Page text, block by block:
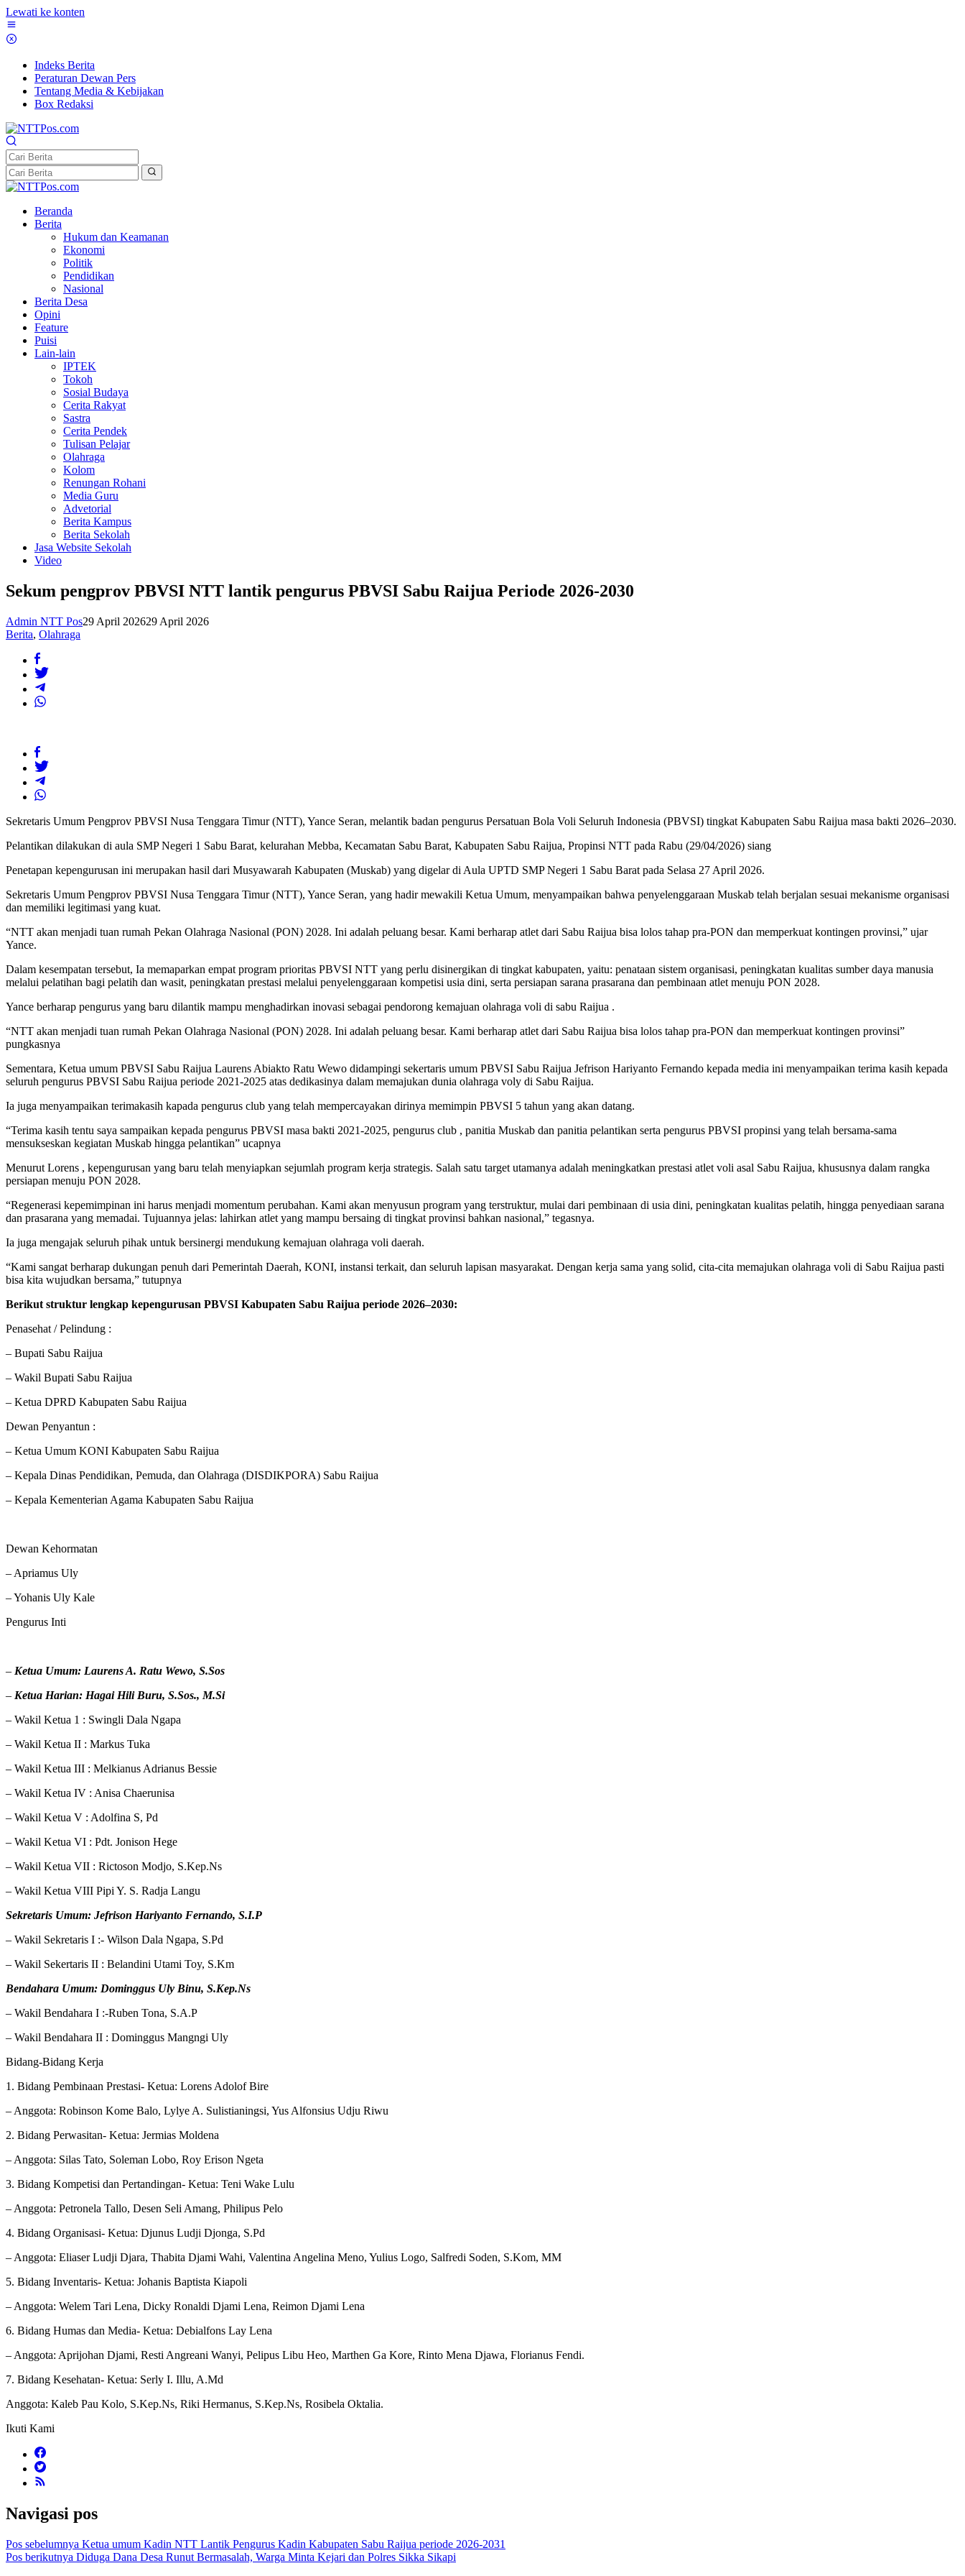
Lewati ke konten
Indeks Berita
Peraturan Dewan Pers
Tentang Media & Kebijakan
Box Redaksi
Beranda
Berita
Hukum dan Keamanan
Ekonomi
Politik
Pendidikan
Nasional
Berita Desa
Opini
Feature
Puisi
Lain-lain
IPTEK
Tokoh
Sosial Budaya
Cerita Rakyat
Sastra
Cerita Pendek
Tulisan Pelajar
Olahraga
Kolom
Renungan Rohani
Media Guru
Advetorial
Berita Kampus
Berita Sekolah
Jasa Website Sekolah
Video
Sekum pengprov PBVSI NTT lantik pengurus PBVSI Sabu Raijua Periode 2026-2030
Admin NTT Pos29 April 202629 April 2026
Berita, Olahraga
Sekretaris Umum Pengprov PBVSI Nusa Tenggara Timur (NTT), Yance Seran, melantik badan pengurus Persatuan Bola Voli Seluruh Indonesia (PBVSI) tingkat Kabupaten Sabu Raijua masa bakti 2026–2030.
Pelantikan dilakukan di aula SMP Negeri 1 Sabu Barat, kelurahan Mebba, Kecamatan Sabu Barat, Kabupaten Sabu Raijua, Propinsi NTT pada Rabu (29/04/2026) siang
Penetapan kepengurusan ini merupakan hasil dari Musyawarah Kabupaten (Muskab) yang digelar di Aula UPTD SMP Negeri 1 Sabu Barat pada Selasa 27 April 2026.
Sekretaris Umum Pengprov PBVSI Nusa Tenggara Timur (NTT), Yance Seran, yang hadir mewakili Ketua Umum, menyampaikan bahwa penyelenggaraan Muskab telah berjalan sesuai mekanisme organisasi
dan memiliki legitimasi yang kuat.
“NTT akan menjadi tuan rumah Pekan Olahraga Nasional (PON) 2028. Ini adalah peluang besar. Kami berharap atlet dari Sabu Raijua bisa lolos tahap pra-PON dan memperkuat kontingen provinsi,” ujar
Yance.
Dalam kesempatan tersebut, Ia memaparkan empat program prioritas PBVSI NTT yang perlu disinergikan di tingkat kabupaten, yaitu: penataan sistem organisasi, peningkatan kualitas sumber daya manusia
melalui pelatihan bagi pelatih dan wasit, peningkatan prestasi melalui penyelenggaraan kompetisi usia dini, serta persiapan sarana prasarana dan pembinaan atlet menuju PON 2028.
Yance berharap pengurus yang baru dilantik mampu menghadirkan inovasi sebagai pendorong kemajuan olahraga voli di sabu Raijua .
“NTT akan menjadi tuan rumah Pekan Olahraga Nasional (PON) 2028. Ini adalah peluang besar. Kami berharap atlet dari Sabu Raijua bisa lolos tahap pra-PON dan memperkuat kontingen provinsi”
pungkasnya
Sementara, Ketua umum PBVSI Sabu Raijua Laurens Abiakto Ratu Wewo didampingi sekertaris umum PBVSI Sabu Raijua Jefrison Hariyanto Fernando kepada media ini menyampaikan terima kasih kepada
seluruh pengurus PBVSI Sabu Raijua periode 2021-2025 atas dedikasinya dalam memajukan dunia olahraga voly di Sabu Raijua.
Ia juga menyampaikan terimakasih kapada pengurus club yang telah mempercayakan dirinya memimpin PBVSI 5 tahun yang akan datang.
“Terima kasih tentu saya sampaikan kepada pengurus PBVSI masa bakti 2021-2025, pengurus club , panitia Muskab dan panitia pelantikan serta pengurus PBVSI propinsi yang telah bersama-sama
mensukseskan kegiatan Muskab hingga pelantikan” ucapnya
Menurut Lorens , kepengurusan yang baru telah menyiapkan sejumlah program kerja strategis. Salah satu target utamanya adalah meningkatkan prestasi atlet voli asal Sabu Raijua, khususnya dalam rangka
persiapan menuju PON 2028.
“Regenerasi kepemimpinan ini harus menjadi momentum perubahan. Kami akan menyusun program yang terstruktur, mulai dari pembinaan di usia dini, peningkatan kualitas pelatih, hingga penyediaan sarana
dan prasarana yang memadai. Tujuannya jelas: lahirkan atlet yang mampu bersaing di tingkat provinsi bahkan nasional,” tegasnya.
Ia juga mengajak seluruh pihak untuk bersinergi mendukung kemajuan olahraga voli daerah.
“Kami sangat berharap dukungan penuh dari Pemerintah Daerah, KONI, instansi terkait, dan seluruh lapisan masyarakat. Dengan kerja sama yang solid, cita-cita memajukan olahraga voli di Sabu Raijua pasti
bisa kita wujudkan bersama,” tutupnya
Berikut struktur lengkap kepengurusan PBVSI Kabupaten Sabu Raijua periode 2026–2030:
Penasehat / Pelindung :
– Bupati Sabu Raijua
– Wakil Bupati Sabu Raijua
– Ketua DPRD Kabupaten Sabu Raijua
Dewan Penyantun :
– Ketua Umum KONI Kabupaten Sabu Raijua
– Kepala Dinas Pendidikan, Pemuda, dan Olahraga (DISDIKPORA) Sabu Raijua
– Kepala Kementerian Agama Kabupaten Sabu Raijua
Dewan Kehormatan
– Apriamus Uly
– Yohanis Uly Kale
Pengurus Inti
– Ketua Umum: Laurens A. Ratu Wewo, S.Sos
– Ketua Harian: Hagai Hili Buru, S.Sos., M.Si
– Wakil Ketua 1 : Swingli Dala Ngapa
– Wakil Ketua II : Markus Tuka
– Wakil Ketua III : Melkianus Adrianus Bessie
– Wakil Ketua IV : Anisa Chaerunisa
– Wakil Ketua V : Adolfina S, Pd
– Wakil Ketua VI : Pdt. Jonison Hege
– Wakil Ketua VII : Rictoson Modjo, S.Kep.Ns
– Wakil Ketua VIII Pipi Y. S. Radja Langu
Sekretaris Umum: Jefrison Hariyanto Fernando, S.I.P
– Wakil Sekretaris I :- Wilson Dala Ngapa, S.Pd
– Wakil Sekertaris II : Belandini Utami Toy, S.Km
Bendahara Umum: Dominggus Uly Binu, S.Kep.Ns
– Wakil Bendahara I :-Ruben Tona, S.A.P
– Wakil Bendahara II : Dominggus Mangngi Uly
Bidang-Bidang Kerja
1. Bidang Pembinaan Prestasi- Ketua: Lorens Adolof Bire
– Anggota: Robinson Kome Balo, Lylye A. Sulistianingsi, Yus Alfonsius Udju Riwu
2. Bidang Perwasitan- Ketua: Jermias Moldena
– Anggota: Silas Tato, Soleman Lobo, Roy Erison Ngeta
3. Bidang Kompetisi dan Pertandingan- Ketua: Teni Wake Lulu
– Anggota: Petronela Tallo, Desen Seli Amang, Philipus Pelo
4. Bidang Organisasi- Ketua: Djunus Ludji Djonga, S.Pd
– Anggota: Eliaser Ludji Djara, Thabita Djami Wahi, Valentina Angelina Meno, Yulius Logo, Salfredi Soden, S.Kom, MM
5. Bidang Inventaris- Ketua: Johanis Baptista Kiapoli
– Anggota: Welem Tari Lena, Dicky Ronaldi Djami Lena, Reimon Djami Lena
6. Bidang Humas dan Media- Ketua: Debialfons Lay Lena
– Anggota: Aprijohan Djami, Resti Angreani Wanyi, Pelipus Libu Heo, Marthen Ga Kore, Rinto Mena Djawa, Florianus Fendi.
7. Bidang Kesehatan- Ketua: Serly I. Illu, A.Md
Anggota: Kaleb Pau Kolo, S.Kep.Ns, Riki Hermanus, S.Kep.Ns, Rosibela Oktalia.
Ikuti Kami
Navigasi pos
Pos sebelumnya Ketua umum Kadin NTT Lantik Pengurus Kadin Kabupaten Sabu Raijua periode 2026-2031
Pos berikutnya Diduga Dana Desa Runut Bermasalah, Warga Minta Kejari dan Polres Sikka Sikapi